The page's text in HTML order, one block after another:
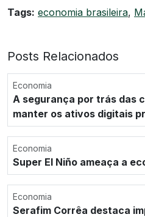
Tags: economia brasileira,
Posts Relacionados
Economia
A segurança por trás das
manter os ativos digitais
Economia
Super El Niño ameaça a
Economia
Serafim Corrêa destaca